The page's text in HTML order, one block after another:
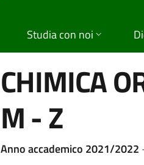
Studia con noi
CHIMICA
M - Z
Anno accademico 2021/2022